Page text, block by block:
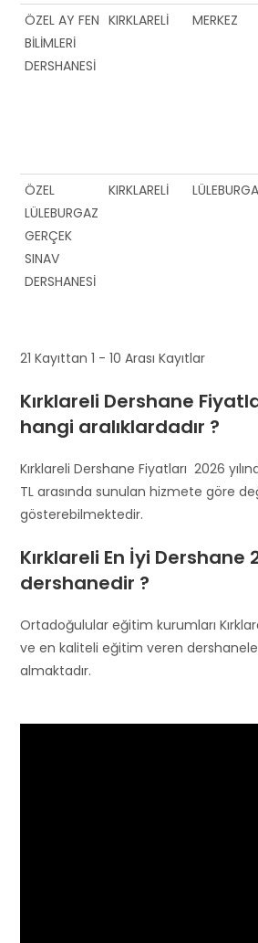
ÖZEL AY FEN
BİLİMLERİ
DERSHANESİ
KIRKLARELİ MERKEZ
ÖZEL
LÜLEBURGAZ
GERÇEK
SINAV
DERSHANESİ
KIRKLARELİ
21 Kayıttan 1 - 10 Arası Kayıtlar
Kırklareli Dershane
hangi aralıklardadır ?
Kırklareli Dershane Fiyatları 2026
TL arasında sunulan hizmete göre
gösterebilmektedir.
Kırklareli En İyi Dershane
dershanedir ?
Ortadoğulular eğitim kurumları
ve en kaliteli eğitim veren
almaktadır.